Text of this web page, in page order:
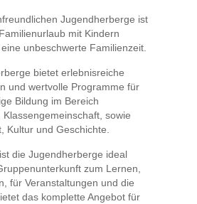
Jugendherberge ist
mit Kindern
unbeschwerte Familienzeit.
bietet erlebnisreiche
und wertvolle Programme für
Bildung im Bereich
Klassengemeinschaft, sowie
Kultur und Geschichte.
die Jugendherberge ideal
zum Lernen,
für Veranstaltungen und die
das komplette Angebot für